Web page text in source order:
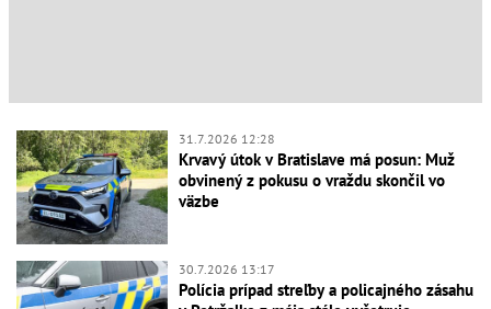
31.7.2026 12:28
Krvavý útok v Bratislave má posun: Muž
obvinený z pokusu o vraždu skončil vo
väzbe
30.7.2026 13:17
Polícia prípad streľby a policajného zásahu